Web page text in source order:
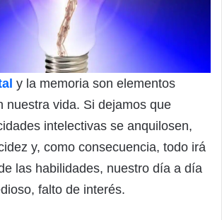
y la memoria son elementos
nuestra vida. Si dejamos que
intelectivas se anquilosen,
y, como consecuencia, todo irá
las habilidades, nuestro día a día
falto de interés.